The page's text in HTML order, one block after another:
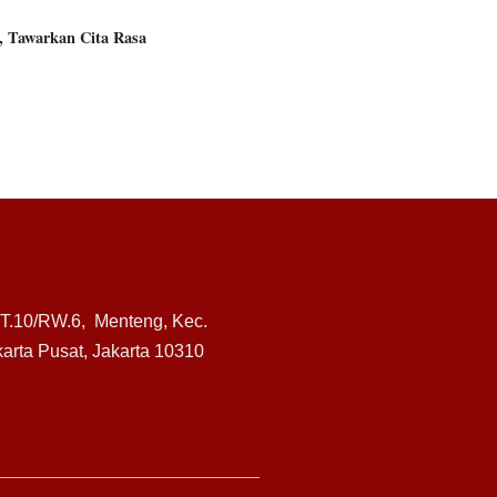
Cita Rasa
RW.6, Menteng, Kec.
Pusat, Jakarta 10310